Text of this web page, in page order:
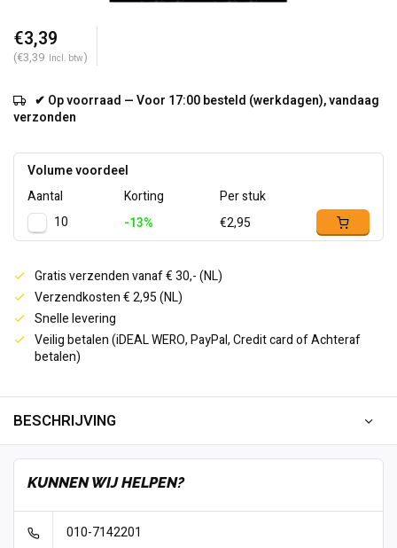
€3,39
(€3,39 Incl. btw)
✔ Op voorraad — Voor 17:00 besteld (werkdagen), vandaag
verzonden
Volume voordeel
Aantal
Korting
Per stuk
10
-13% €2,95
Gratis verzenden vanaf € 30,- (NL)
Verzendkosten € 2,95 (NL)
Snelle levering
Veilig betalen (iDEAL WERO, PayPal, Credit card of Achteraf
betalen)
BESCHRIJVING
KUNNEN WIJ HELPEN?
010-7142201